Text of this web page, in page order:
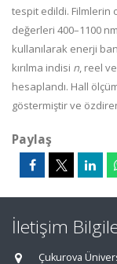
tespit edildi. Filmlerin
değerleri 400–1100
kullanılarak enerji
kırılma indisi n, reel
hesaplandı. Hall
göstermiştir ve
Paylaş
İletişim
Çukurova